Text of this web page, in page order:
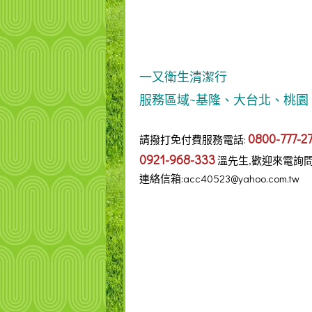
一又衛生清潔行
服務區域~基隆、大台北、桃園
請撥打免付費服務電話: 0800-777-
0921-968-333溫先生,歡迎來電詢
連絡信箱:acc40523@yahoo.com.tw